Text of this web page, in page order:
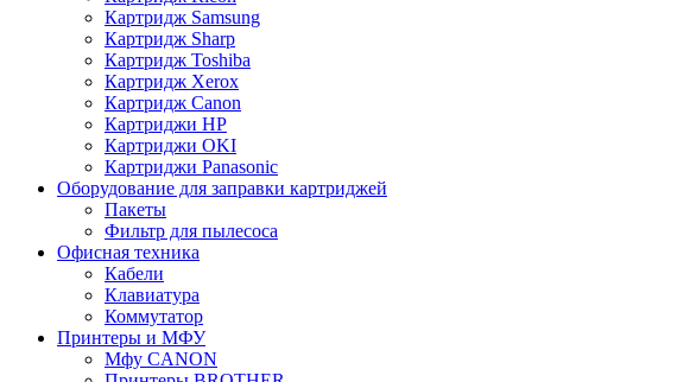
Картридж Samsung
Картридж Sharp
Картридж Toshiba
Картридж Xerox
Картридж Сanon
Картриджи HP
Картриджи OKI
Картриджи Panasonic
Оборудование для заправки картриджей
Пакеты
Фильтр для пылесоса
Офисная техника
Кабели
Клавиатура
Коммутатор
Принтеры и МФУ
Мфу CANON